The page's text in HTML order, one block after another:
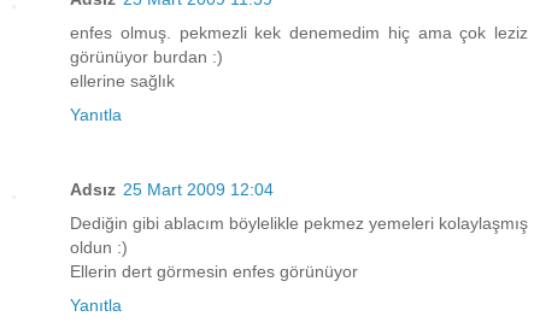
enfes olmuş. pekmezli kek denemedim hiç ama çok leziz
görünüyor burdan :)
ellerine sağlık
Yanıtla
Adsız 25 Mart 2009 12:04
Dediğin gibi ablacım böylelikle pekmez yemeleri kolaylaşmış
oldun :)
Ellerin dert görmesin enfes görünüyor
Yanıtla